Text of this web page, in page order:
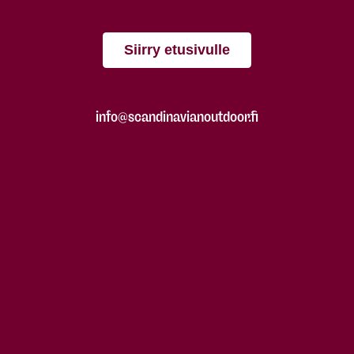
Siirry etusivulle
info@scandinavianoutdoor.fi